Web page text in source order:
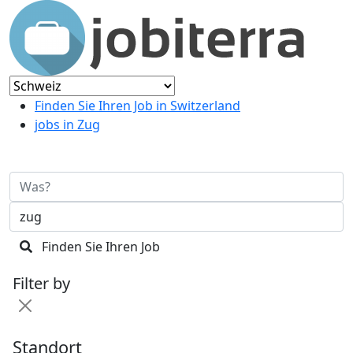
Finden Sie Ihren Job in Switzerland
jobs in Zug
Finden Sie Ihren Job
Filter by
Standort